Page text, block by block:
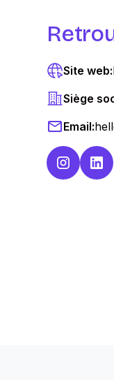
Site web:
Siège
Email: